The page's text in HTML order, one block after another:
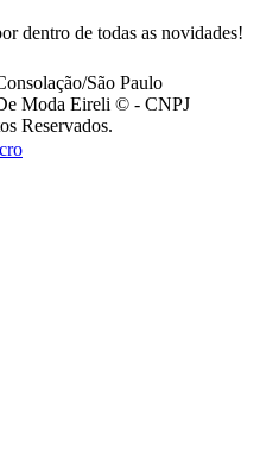
dentro de todas as novidades!
São Paulo
Moda Eireli © - CNPJ
Reservados.